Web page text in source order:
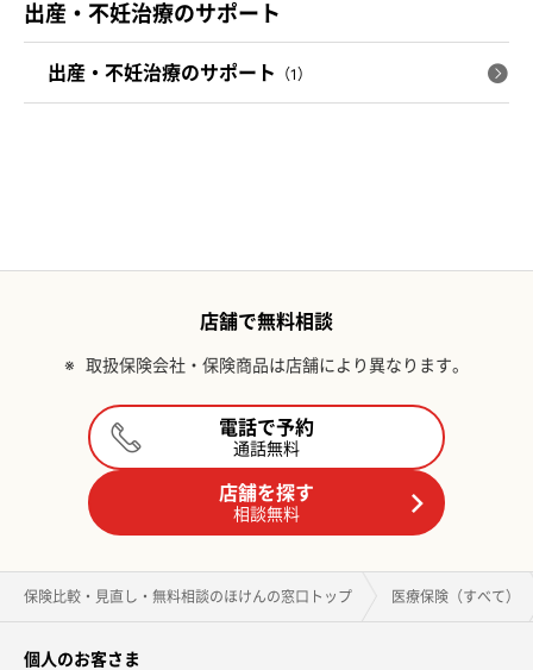
保険比較・見直し・無料相談のほけんの窓口トップ 医療保険（すべて）
出産・不妊治療のサポート
出産・不妊治療のサポート （1）
店舗で無料相談
※ 取扱保険会社・保険商品は店舗により異なります。
電話で予約
通話無料
店舗を探す
相談無料
個人のお客さま